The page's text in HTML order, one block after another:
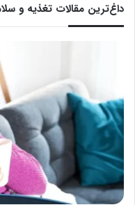
داغ‌ترین مقالات تغذیه و